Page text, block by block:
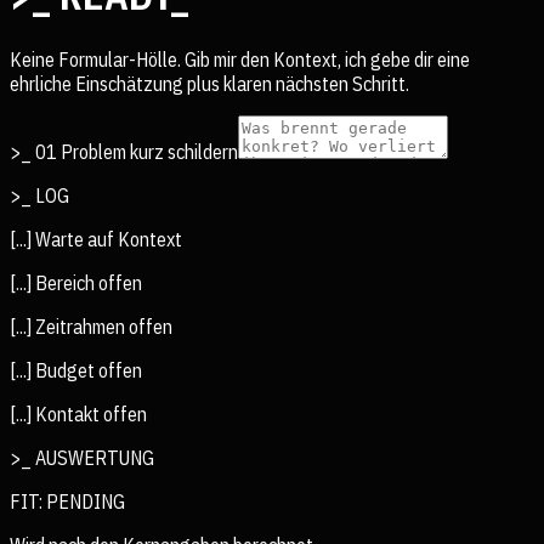
Keine Formular-Hölle. Gib mir den Kontext, ich gebe dir eine
ehrliche Einschätzung plus klaren nächsten Schritt.
>_ 01 Problem kurz schildern
>_ LOG
[...] Warte auf Kontext
[...] Bereich offen
[...] Zeitrahmen offen
[...] Budget offen
[...] Kontakt offen
>_ AUSWERTUNG
FIT: PENDING